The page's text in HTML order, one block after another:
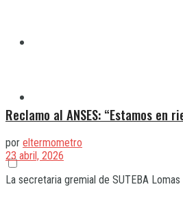
Reclamo al ANSES: “Estamos en
por eltermometro
23 abril, 2026
La secretaria gremial de SUTEBA